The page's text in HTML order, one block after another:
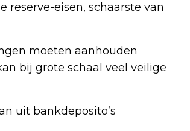
reserve-eisen, schaarste van
moeten aanhouden
bij grote schaal veel veilige
uit bankdeposito’s